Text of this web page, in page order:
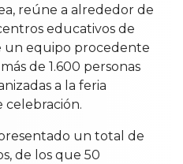
reúne a alrededor de
educativos de
un equipo procedente
de 1.600 personas
a la feria
celebración.
un total de
de los que 50